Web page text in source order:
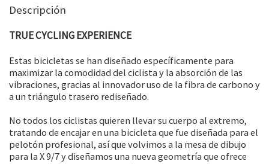
Descripción
TRUE CYCLING EXPERIENCE
Estas bicicletas se han diseñado específicamente para
maximizar la comodidad del ciclista y la absorción de las
vibraciones, gracias al innovador uso de la fibra de carbono y
a un triángulo trasero rediseñado.
No todos los ciclistas quieren llevar su cuerpo al extremo,
tratando de encajar en una bicicleta que fue diseñada para el
pelotón profesional, así que volvimos a la mesa de dibujo
para la X 9/7 y diseñamos una nueva geometría que ofrece